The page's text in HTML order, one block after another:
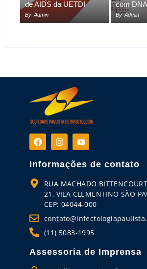
de AIDS da UETDI
By Admin
com
By Admin
Informações de contato
RUA MACHADO
21, VILA CLEMENTINO SÃO
CEP: 04044-000
(11) 5083-1995
Assessoria de Imprensa